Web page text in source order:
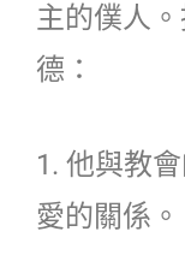
主的僕人
德：
1. 他與教
愛的關係。